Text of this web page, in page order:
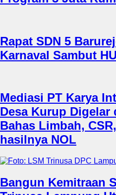
Rapat SDN 5
Karnaval Sambut
Mediasi PT Karya
Desa Kurup Digelar
Bahas Limbah,
hasilnya NOL
Bangun Kemitraan